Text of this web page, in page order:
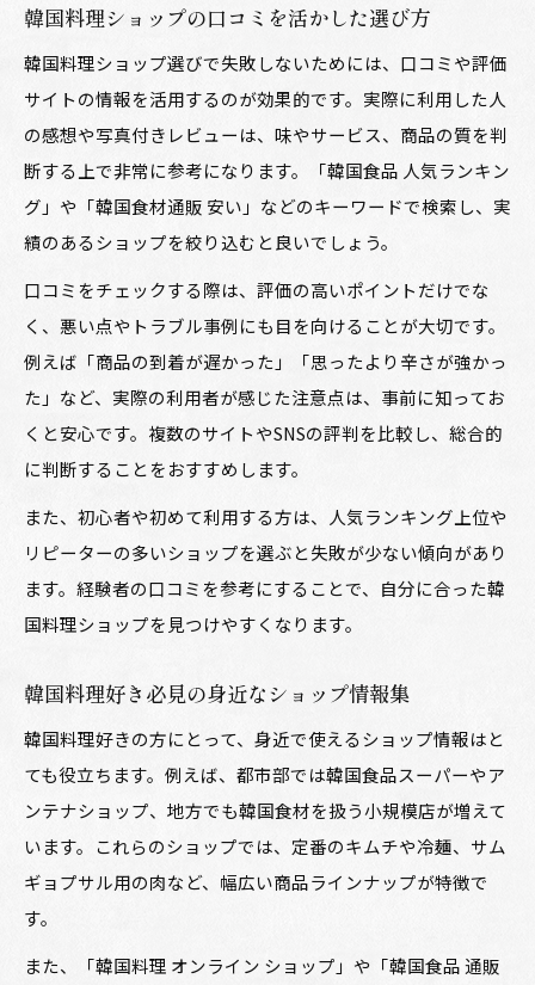
韓国料理ショップの口コミを活かした選び方
韓国料理ショップ選びで失敗しないためには、口コミや評価
サイトの情報を活用するのが効果的です。実際に利用した人
の感想や写真付きレビューは、味やサービス、商品の質を判
断する上で非常に参考になります。「韓国食品 人気ランキン
グ」や「韓国食材通販 安い」などのキーワードで検索し、実
績のあるショップを絞り込むと良いでしょう。
口コミをチェックする際は、評価の高いポイントだけでな
く、悪い点やトラブル事例にも目を向けることが大切です。
例えば「商品の到着が遅かった」「思ったより辛さが強かっ
た」など、実際の利用者が感じた注意点は、事前に知ってお
くと安心です。複数のサイトやSNSの評判を比較し、総合的
に判断することをおすすめします。
また、初心者や初めて利用する方は、人気ランキング上位や
リピーターの多いショップを選ぶと失敗が少ない傾向があり
ます。経験者の口コミを参考にすることで、自分に合った韓
国料理ショップを見つけやすくなります。
韓国料理好き必見の身近なショップ情報集
韓国料理好きの方にとって、身近で使えるショップ情報はと
ても役立ちます。例えば、都市部では韓国食品スーパーやア
ンテナショップ、地方でも韓国食材を扱う小規模店が増えて
います。これらのショップでは、定番のキムチや冷麺、サム
ギョプサル用の肉など、幅広い商品ラインナップが特徴で
す。
また、「韓国料理 オンライン ショップ」や「韓国食品 通販